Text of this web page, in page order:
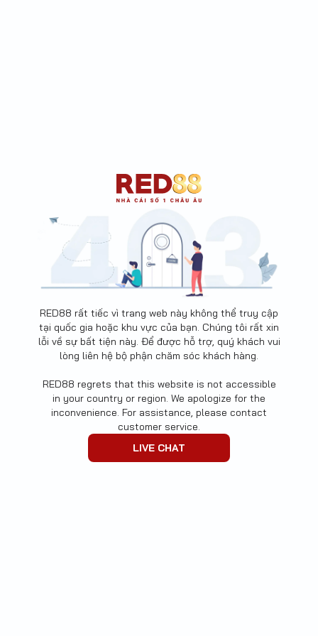
RED88 rất tiếc vì trang web này không thể truy cập
tại quốc gia hoặc khu vực của bạn. Chúng tôi rất xin
lỗi về sự bất tiện này. Để được hỗ trợ, quý khách vui
lòng liên hệ bộ phận chăm sóc khách hàng.
RED88 regrets that this website is not accessible
in your country or region. We apologize for the
inconvenience. For assistance, please contact
customer service.
LIVE CHAT